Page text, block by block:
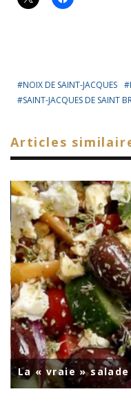
NOIX DE SAINT-JACQUES
SAINT-JACQUES DE SAINT
Articles
La « vraie »